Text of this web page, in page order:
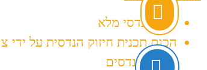
ליווי הנדסי מלא
הכנת תכנית חיזוק הנדסית על ידי
בזיני מהנדסים